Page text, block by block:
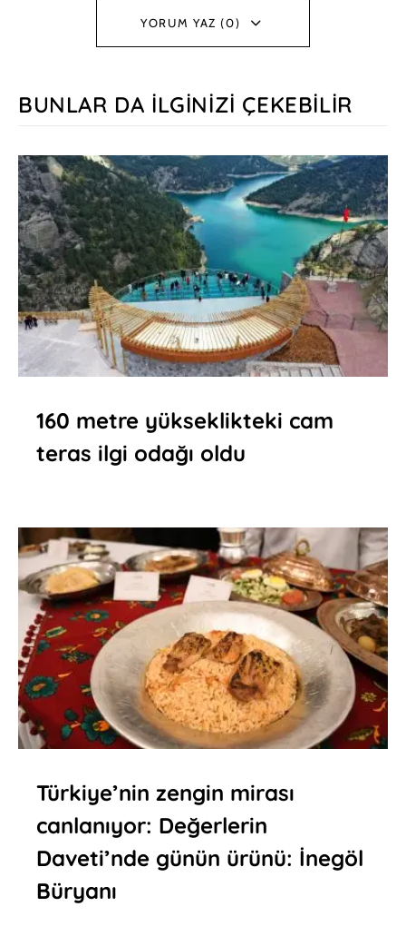
YORUM YAZ (0)
BUNLAR DA İLGINIZI ÇEKEBILIR
160 metre yükseklikteki cam
teras ilgi odağı oldu
Türkiye’nin zengin mirası
canlanıyor: Değerlerin
Daveti’nde günün ürünü: İnegöl
Büryanı